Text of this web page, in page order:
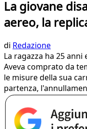
La giovane
aereo, la
di Redazione
La ragazza ha 25
Aveva comprato da
le misure della sua
partenza,